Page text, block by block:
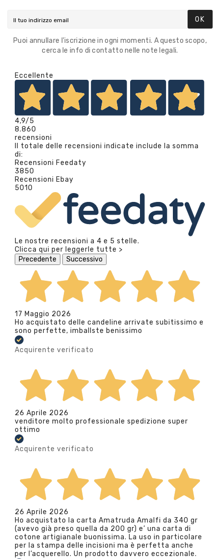
OK
Puoi annullare l'iscrizione in ogni momenti. A questo scopo,
cerca le info di contatto nelle note legali.
Eccellente
4,9/5
8.860
recensioni
Il totale delle recensioni indicate include la somma
di:
Recensioni Feedaty
3850
Recensioni Ebay
5010
Le nostre recensioni a 4 e 5 stelle.
Clicca qui per leggerle tutte >
Precedente
Successivo
17 Maggio 2026
Ho acquistato delle candeline arrivate subitissimo e
sono perfette, imballste benissimo
Acquirente verificato
26 Aprile 2026
venditore molto professionale spedizione super
ottimo
Acquirente verificato
26 Aprile 2026
Ho acquistato la carta Amatruda Amalfi da 340 gr
(avevo già preso quella da 200 gr) e’ una carta di
cotone artigianale buonissima. La uso in particolare
per la stampa delle incisioni ma è perfetta anche
per l’acquerello. Un prodotto davvero eccezionale.